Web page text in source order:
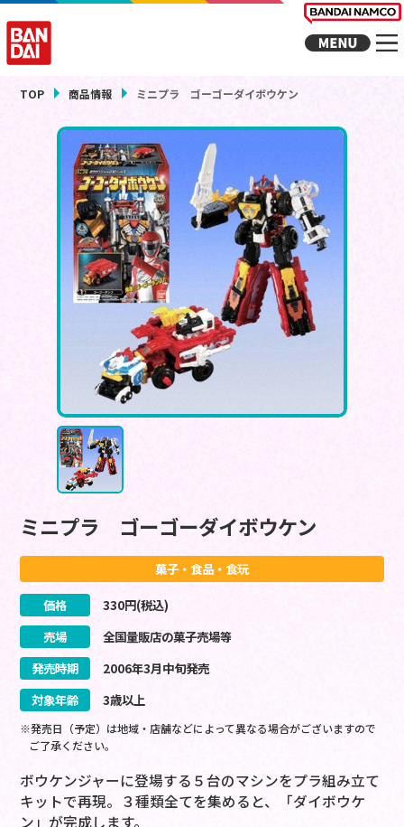
TOP 商品情報 ミニプラ ゴーゴーダイボウケン
ミニプラ ゴーゴーダイボウケン
菓子・食品・食玩
価格 330円(税込)
売場
全国量販店の菓子売場等
発売時期
2006年3月中旬発売
対象年齢
3歳以上
※発売日（予定）は地域・店舗などによって異なる場合がございますので
ご了承ください。
ボウケンジャーに登場する５台のマシンをプラ組み立て
キットで再現。３種類全てを集めると、「ダイボウケ
ン」が完成します。